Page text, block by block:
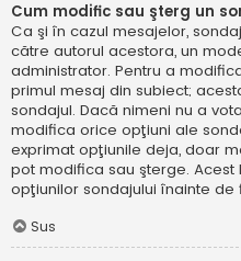
Cum modific sau şterg un
Ca şi în cazul mesajelor,
către autorul acestora, un
administrator. Pentru a
primul mesaj din subiect;
sondajul. Dacă nimeni nu a
modifica orice opţiuni ale
exprimat opţiunile deja, doar
pot modifica sau şterge.
opţiunilor sondajului înainte de
Sus